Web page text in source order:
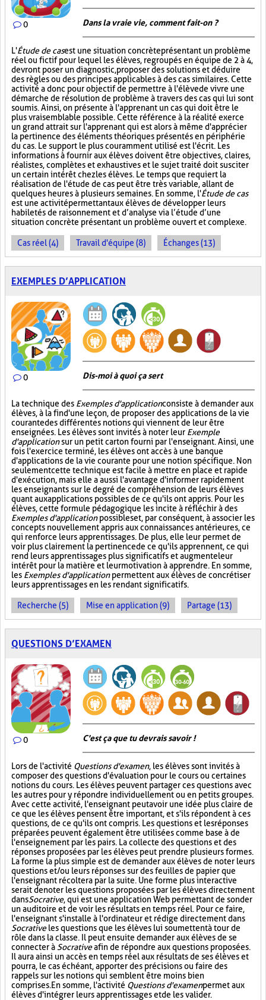
0 Dans la vraie vie, comment fait-on ?
L'Étude de casest une situation concrète présentant un problème
réel ou fictif pour lequel les élèves, regroupés en équipe de 2 à 4,
devront poser un diagnostic, proposer des solutions et déduire
des règles ou des principes applicables à des cas similaires. Cette
activité a donc pour objectif de permettre à l'élève de vivre une
démarche de résolution de problème à travers des cas qui lui sont
soumis. Ainsi, on présente à l'apprenant un cas qui doit être le
plus vraisemblable possible. Cette référence à la réalité exerce
un grand attrait sur l'apprenant qui est alors à même d'apprécier
la pertinence des éléments théoriques présentés en périphérie
du cas. Le support le plus couramment utilisé est l'écrit. Les
informations à fournir aux élèves doivent être objectives, claires,
réalistes, complètes et exhaustives et le sujet traité doit susciter
un certain intérêt chez les élèves. Le temps que requiert la
réalisation de l'étude de cas peut être très variable, allant de
quelques heures à plusieurs semaines. En somme, l'Étude de cas
est une activité permettant aux élèves de développer leurs
habiletés de raisonnement et d’analyse via l’étude d’une
situation concrète présentant un problème ouvert et complexe.
Cas réel (4) Travail d'équipe (8) Échanges (13)
EXEMPLES D’APPLICATION
0 Dis-moi à quoi ça sert
La technique des Exemples d'applicationconsiste à demander aux
élèves, à la fin d'une leçon, de proposer des applications de la vie
courante des différentes notions qui viennent de leur être
enseignées. Les élèves sont invités à noter leur Exemple
d'applicationsur un petit carton fourni par l'enseignant. Ainsi, une
fois l'exercice terminé, les élèves ont accès à une banque
d'applications de la vie courante pour une notion spécifique. Non
seulement cette technique est facile à mettre en place et rapide
d'exécution, mais elle a aussi l'avantage d'informer rapidement
les enseignants sur le degré de compréhension de leurs élèves
quant aux applications possibles de ce qu'ils ont appris. Pour les
élèves, cette formule pédagogique les incite à réfléchir à des
Exemples d'applicationpossibles et, par conséquent, à associer les
concepts nouvellement appris aux connaissances antérieures, ce
qui renforce leurs apprentissages. De plus, elle leur permet de
voir plus clairement la pertinence de ce qu'ils apprennent, ce qui
rend leurs apprentissages plus significatifs et augmente leur
intérêt pour la matière et leur motivation à apprendre. En somme,
les Exemples d'applicationpermettent aux élèves de concrétiser
leurs apprentissages en les rendant significatifs.
Recherche (5) Mise en application (9) Partage (13)
QUESTIONS D’EXAMEN
0 C'est ça que tu devrais savoir !
Lors de l'activité Questions d'examen, les élèves sont invités à
composer des questions d'évaluation pour le cours ou certaines
notions du cours. Les élèves peuvent partager ces questions avec
les autres pour y répondre individuellement ou en petits groupes.
Avec cette activité, l'enseignant peut avoir une idée plus claire de
ce que les élèves pensent être important, et s'ils répondent à ces
questions, de ce qu'ils ont compris. Les questions et les réponses
préparées peuvent également être utilisées comme base à de
l'enseignement par les pairs. La collecte des questions et des
réponses proposées par les élèves peut prendre plusieurs formes.
La forme la plus simple est de demander aux élèves de noter leurs
questions et/ou leurs réponses sur des feuilles de papier que
l'enseignant récoltera par la suite. Une forme plus interactive
serait de noter les questions proposées par les élèves directement
dansSocrative, qui est une application Web permettant de sonder
un auditoire et de voir les résultats en temps réel. Pour ce faire,
l'enseignant s'installe à l'ordinateur et rédige directement dans
Socrativeles questions que les élèves lui soumettent à tour de
rôle dans la classe. Il peut ensuite demander aux élèves de se
connecter à Socrativeafin de répondre aux questions proposées.
Il aura ainsi un accès en temps réel aux résultats de ses élèves et
pourra, le cas échéant, apporter des précisions ou faire des
rappels sur les notions qui semblent être moins bien
comprises. En somme, l'activité Questions d'examenpermet aux
élèves d'intégrer leurs apprentissages et de les valider.